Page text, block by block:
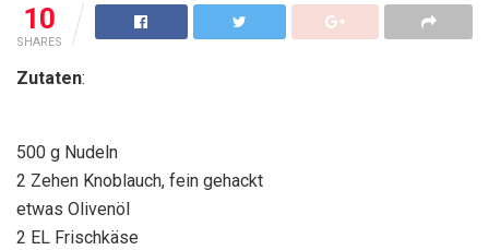
10
SHARES
Zutaten:
500 g Nudeln
2 Zehen Knoblauch, fein gehackt
etwas Olivenöl
2 EL Frischkäse